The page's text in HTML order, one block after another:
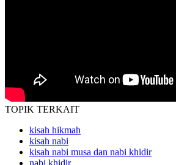
TOPIK TERKAIT
kisah hikmah
kisah nabi
kisah nabi musa dan nabi khidir
nabi khidir